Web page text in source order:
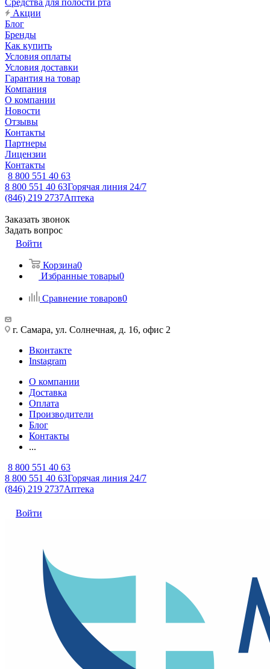
Средства для полости рта
Акции
Блог
Бренды
Как купить
Условия оплаты
Условия доставки
Гарантия на товар
Компания
О компании
Новости
Отзывы
Контакты
Партнеры
Лицензии
Контакты
8 800 551 40 63
8 800 551 40 63Горячая линия 24/7
(846) 219 2737Аптека
Заказать звонок
Задать вопрос
Войти
Корзина0
Избранные товары0
Сравнение товаров0
г. Самара, ул. Солнечная, д. 16, офис 2
Вконтакте
Instagram
О компании
Доставка
Оплата
Производители
Блог
Контакты
...
8 800 551 40 63
8 800 551 40 63Горячая линия 24/7
(846) 219 2737Аптека
Войти